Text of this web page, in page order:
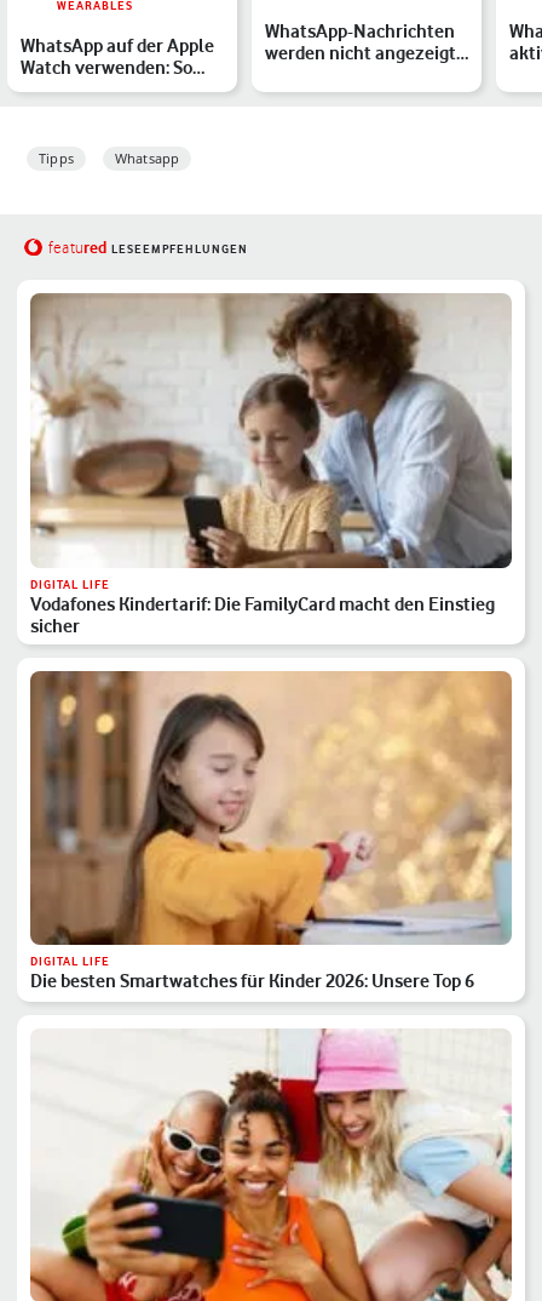
WEARABLES
WhatsApp auf der Apple
Watch verwenden: So
geht's
WhatsApp-Nachrichten
werden nicht angezeigt?
Tipps Whatsapp
featured LESEEMPFEHLUNGEN
DIGITAL LIFE
Vodafones Kindertarif: Die FamilyCard macht den Einstieg
sicher
DIGITAL LIFE
Die besten Smartwatches für Kinder 2026: Unsere Top 6